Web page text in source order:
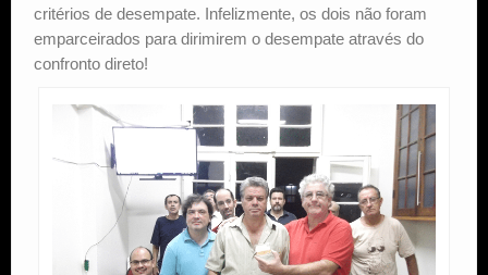
critérios de desempate. Infelizmente, os dois não foram
emparceirados para dirimirem o desempate através do
confronto direto!